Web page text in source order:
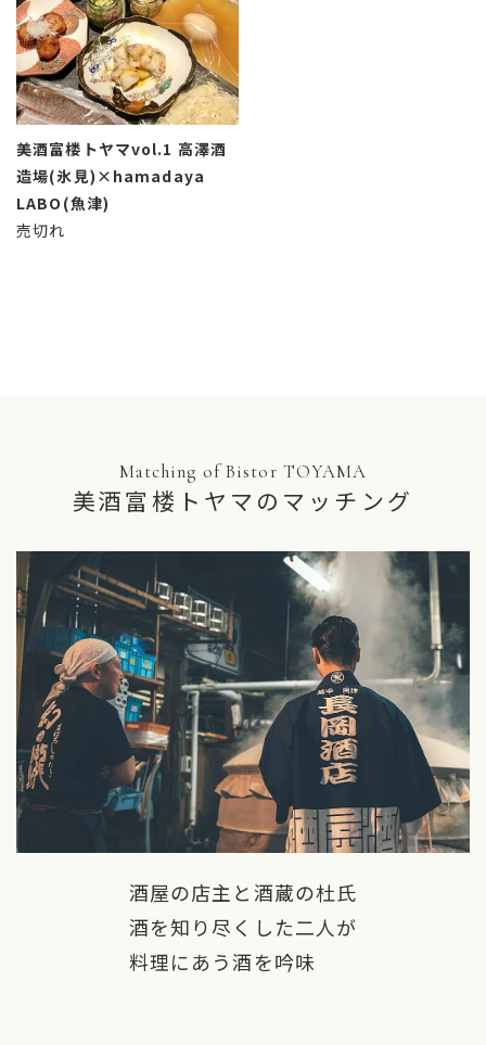
美酒富楼トヤマvol.1 高澤酒
造場(氷見)×hamadaya
LABO(魚津)
売切れ
Matching of Bistor TOYAMA
美酒富楼トヤマのマッチング
酒屋の店主と酒蔵の杜氏
酒を知り尽くした二人が
料理にあう酒を吟味